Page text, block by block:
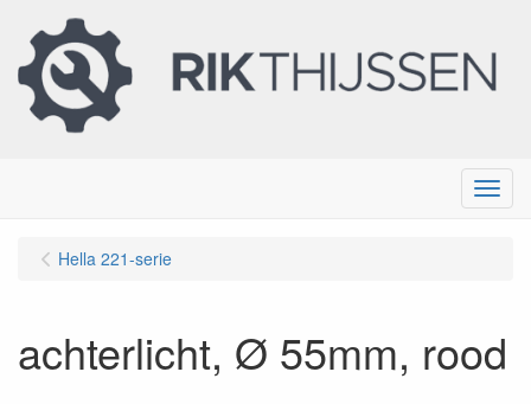
Menu
Hella 221-serie
achterlicht, Ø 55mm, rood